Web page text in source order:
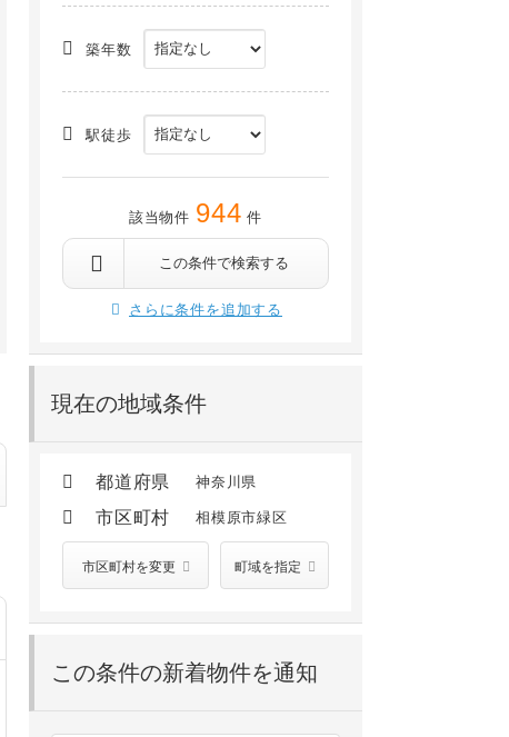
築年数
駅徒歩
該当物件 944 件
この条件で検索する
さらに条件を追加する
現在の地域条件
都道府県 神奈川県
市区町村 相模原市緑区
市区町村を変更 町域を指定
この条件の新着物件を通知
橋本 徒歩9分多摩境 徒歩23分
6.7万円/ 5,000円
2階 /建築中(2026年09月)